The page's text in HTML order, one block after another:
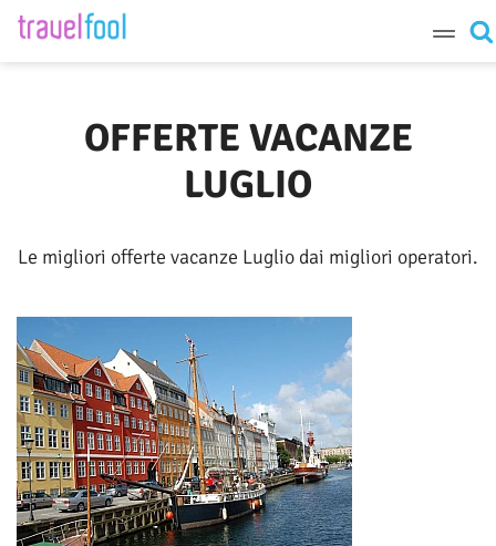
OFFERTE VACANZE
LUGLIO
Le migliori offerte vacanze Luglio dai migliori operatori.